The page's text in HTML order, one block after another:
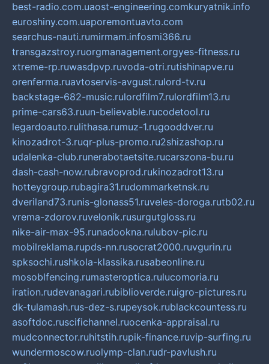
best-radio.com.uaost-engineering.comkuryatnik.info
euroshiny.com.uaporemontuavto.com
searchus-nauti.rumirmam.infosmi366.ru
transgazstroy.ruorgmanagement.orgyes-fitness.ru
xtreme-rp.ruwasdpvp.ruvoda-otri.rutishinapve.ru
orenferma.ruavtoservis-avgust.rulord-tv.ru
backstage-682-music.rulordfilm7.rulordfilm13.ru
prime-cars63.ruun-believable.rucodetool.ru
legardoauto.rulithasa.rumuz-1.rugooddver.ru
kinozadrot-3.ruqr-plus-promo.ru2shizashop.ru
udalenka-club.runerabotaetsite.rucarszona-bu.ru
dash-cash-now.rubravoprod.rukinozadrot13.ru
hotteygroup.rubagira31.rudommarketnsk.ru
dveriland73.runis-glonass51.ruveles-doroga.rutb02.ru
vrema-zdorov.ruvelonik.rusurgutgloss.ru
nike-air-max-95.runadookna.rulubov-pic.ru
mobilreklama.rupds-nn.rusocrat2000.ruvgurin.ru
spksochi.rushkola-klassika.rusabeonline.ru
mosoblfencing.rumasteroptica.rulucomoria.ru
iration.rudevanagari.rubiblioverde.ruigro-pictures.ru
dk-tulamash.rus-dez-s.rupeysok.rublackcountess.ru
asoftdoc.ruscifichannel.ruocenka-appraisal.ru
mudconnector.ruhitstih.rupik-finance.ruvip-surfing.ru
wundermoscow.ruolymp-clan.rudr-pavlush.ru